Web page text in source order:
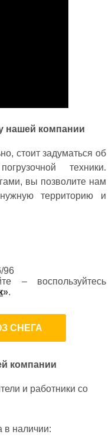
нашей компании
стоит задуматься об
техники.
вы позволите нам
территорию и
96
– воспользуйтесь
».
СНЕГА
компании
и работники со
в наличии: